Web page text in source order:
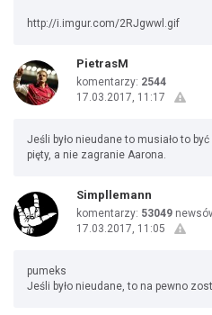
http://i.imgur.com/2RJgwwl.gif
PietrasM
komentarzy: 2544
17.03.2017, 11:17
Jeśli było nieudane to musiało to
pięty, a nie zagranie Aarona.
Simpllemann
komentarzy: 53049
17.03.2017, 11:05
pumeks
Jeśli było nieudane, to na pewno